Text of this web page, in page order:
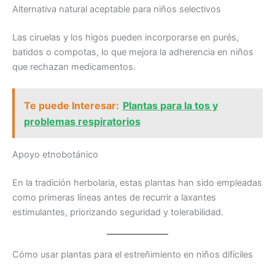
Alternativa natural aceptable para niños selectivos
Las ciruelas y los higos pueden incorporarse en purés,
batidos o compotas, lo que mejora la adherencia en niños
que rechazan medicamentos.
Te puede Interesar: Plantas para la tos y
problemas respiratorios
Apoyo etnobotánico
En la tradición herbolaria, estas plantas han sido empleadas
como primeras líneas antes de recurrir a laxantes
estimulantes, priorizando seguridad y tolerabilidad.
Cómo usar plantas para el estreñimiento en niños difíciles